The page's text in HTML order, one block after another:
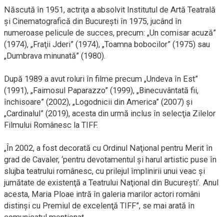
Născută în 1951, actriţa a absolvit Institutul de Artă Teatrală
şi Cinematografică din Bucureşti în 1975, jucând în
numeroase pelicule de succes, precum: „Un comisar acuză”
(1974), „Fraţii Jderi” (1974), „Toamna bobocilor” (1975) sau
„Dumbrava minunată” (1980).
După 1989 a avut roluri în filme precum „Undeva în Est”
(1991), „Faimosul Paparazzo” (1999), „Binecuvântată fii,
închisoare” (2002), „Logodnicii din America” (2007) şi
„Cardinalul” (2019), acesta din urmă inclus în selecţia Zilelor
Filmului Românesc la TIFF.
„În 2002, a fost decorată cu Ordinul Naţional pentru Merit în
grad de Cavaler, ‘pentru devotamentul şi harul artistic puse în
slujba teatrului românesc, cu prilejul împlinirii unui veac şi
jumătate de existenţă a Teatrului Naţional din Bucureşti’. Anul
acesta, Maria Ploae intră în galeria marilor actori români
distinşi cu Premiul de excelenţă TIFF”, se mai arată în